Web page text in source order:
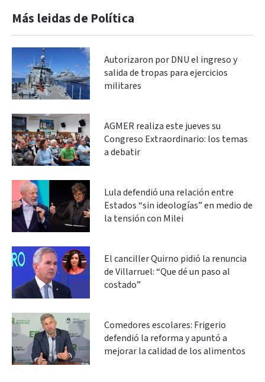
Más leidas de Política
Autorizaron por DNU el ingreso y
salida de tropas para ejercicios
militares
AGMER realiza este jueves su
Congreso Extraordinario: los temas
a debatir
Lula defendió una relación entre
Estados “sin ideologías” en medio de
la tensión con Milei
El canciller Quirno pidió la renuncia
de Villarruel: “Que dé un paso al
costado”
Comedores escolares: Frigerio
defendió la reforma y apuntó a
mejorar la calidad de los alimentos